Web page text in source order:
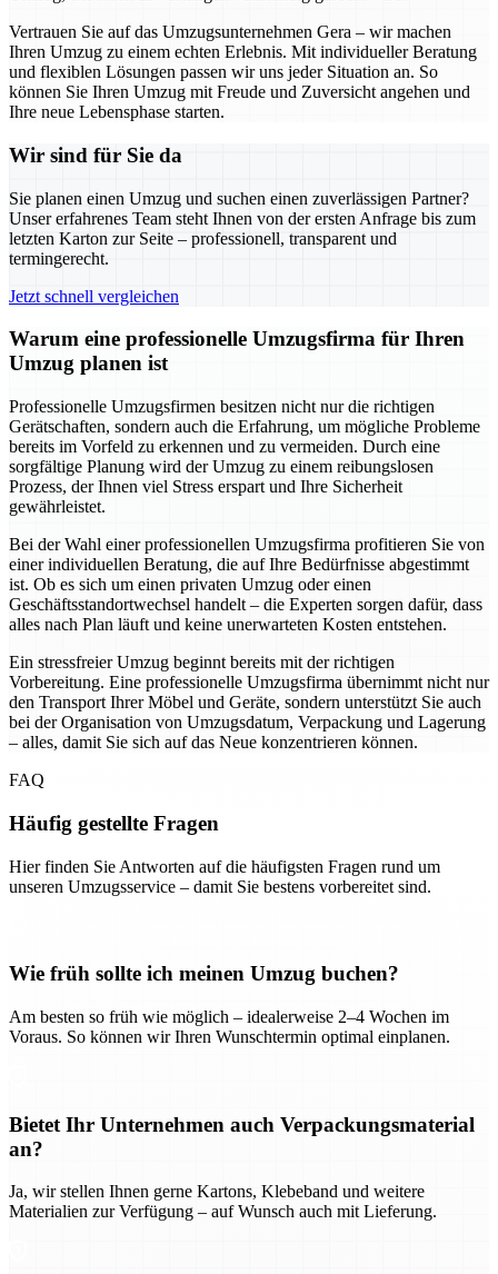
Vertrauen Sie auf das Umzugsunternehmen Gera – wir machen
Ihren Umzug zu einem echten Erlebnis. Mit individueller Beratung
und flexiblen Lösungen passen wir uns jeder Situation an. So
können Sie Ihren Umzug mit Freude und Zuversicht angehen und
Ihre neue Lebensphase starten.
Wir sind für Sie da
Sie planen einen Umzug und suchen einen zuverlässigen Partner?
Unser erfahrenes Team steht Ihnen von der ersten Anfrage bis zum
letzten Karton zur Seite – professionell, transparent und
termingerecht.
Jetzt schnell vergleichen
Warum eine professionelle Umzugsfirma für Ihren
Umzug planen ist
Professionelle Umzugsfirmen besitzen nicht nur die richtigen
Gerätschaften, sondern auch die Erfahrung, um mögliche Probleme
bereits im Vorfeld zu erkennen und zu vermeiden. Durch eine
sorgfältige Planung wird der Umzug zu einem reibungslosen
Prozess, der Ihnen viel Stress erspart und Ihre Sicherheit
gewährleistet.
Bei der Wahl einer professionellen Umzugsfirma profitieren Sie von
einer individuellen Beratung, die auf Ihre Bedürfnisse abgestimmt
ist. Ob es sich um einen privaten Umzug oder einen
Geschäftsstandortwechsel handelt – die Experten sorgen dafür, dass
alles nach Plan läuft und keine unerwarteten Kosten entstehen.
Ein stressfreier Umzug beginnt bereits mit der richtigen
Vorbereitung. Eine professionelle Umzugsfirma übernimmt nicht nur
den Transport Ihrer Möbel und Geräte, sondern unterstützt Sie auch
bei der Organisation von Umzugsdatum, Verpackung und Lagerung
– alles, damit Sie sich auf das Neue konzentrieren können.
FAQ
Häufig gestellte Fragen
Hier finden Sie Antworten auf die häufigsten Fragen rund um
unseren Umzugsservice – damit Sie bestens vorbereitet sind.
Wie früh sollte ich meinen Umzug buchen?
Am besten so früh wie möglich – idealerweise 2–4 Wochen im
Voraus. So können wir Ihren Wunschtermin optimal einplanen.
Bietet Ihr Unternehmen auch Verpackungsmaterial
an?
Ja, wir stellen Ihnen gerne Kartons, Klebeband und weitere
Materialien zur Verfügung – auf Wunsch auch mit Lieferung.